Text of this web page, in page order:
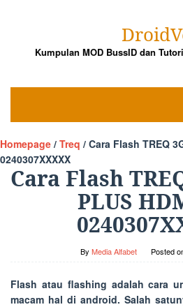
Kumpulan MOD BussID dan
Homepage / Treq / Cara Flash TREQ
0240307XXXXX
Cara Flash
PLUS
By Media Alfabet Posted
Flash atau flashing adalah cara
macam hal di android. Salah